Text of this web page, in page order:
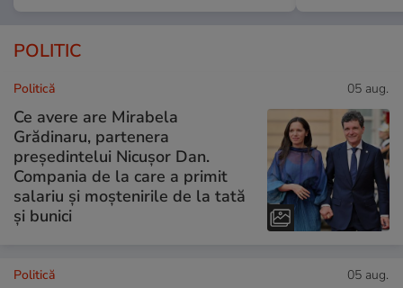
POLITIC
Politică 05 aug.
Ce avere are Mirabela
Grădinaru, partenera
președintelui Nicușor Dan.
Compania de la care a primit
salariu și moștenirile de la tată
și bunici
Politică 05 aug.